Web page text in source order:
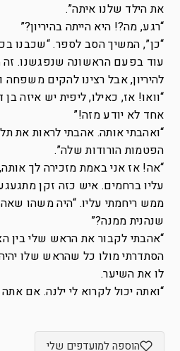
את הילד שלנו איתה”.
“רגע, מה?! היא הייתה בהיריון?”
“כן”, המשיך הסב לספר. “שכבנו
עוד בפעם הראשונה שנפגשנו. זה
להיריון, אבל רצינו להקים משפחה
“וואו! אז, כאילו, ליפית יש איזה
אחד לא יודע מזה!”
“ואהבתי אותה. אהבתי לראות את
הפטמות הורודות שלה”.
“אה! אז אני באמת מזכירה לך
עליו ברחמים. איש כזה זקן
ממש ריחמתי עליו. “היה משהו
שנהנית ממנה?”
“אהבתי לקבור את הראש שלי בין
הסתדרתי מולו כל שהראש שלו
לו את השיער.
“ואתה יכול לקרוא לי ילנה. אם אתה
הוספה למועדפים שלי